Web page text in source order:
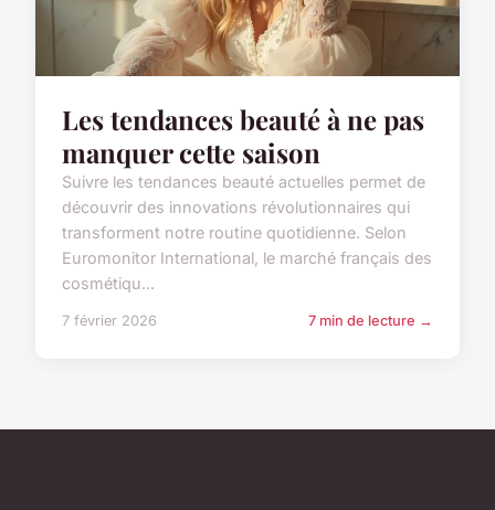
Les tendances beauté à ne pas
manquer cette saison
Suivre les tendances beauté actuelles permet de
découvrir des innovations révolutionnaires qui
transforment notre routine quotidienne. Selon
Euromonitor International, le marché français des
cosmétiqu...
7 février 2026 7 min de lecture →